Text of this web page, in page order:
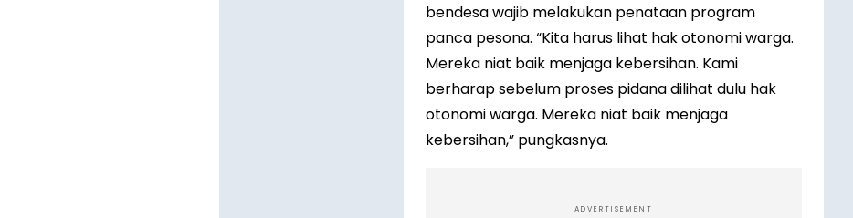
bendesa wajib melakukan penataan program
panca pesona. “Kita harus lihat hak otonomi warga.
Mereka niat baik menjaga kebersihan. Kami
berharap sebelum proses pidana dilihat dulu hak
otonomi warga. Mereka niat baik menjaga
kebersihan,” pungkasnya.
ADVERTISEMENT